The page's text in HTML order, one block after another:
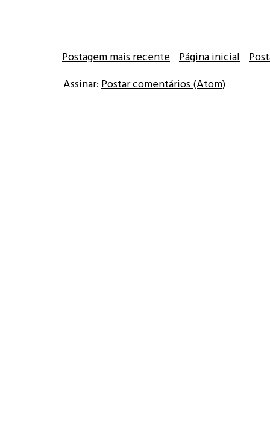
Postagem mais recente Página inicial
Assinar: Postar comentários (Atom)